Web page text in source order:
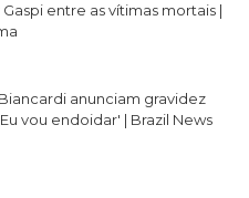
entre as vítimas mortais |
anunciam gravidez
vou endoidar' | Brazil News